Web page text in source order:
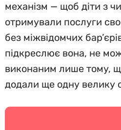
механізм — щоб діти з
отримували послуги
без міжвідомчих
підкреслює вона, не
виконаним лише тому,
додали ще одну велику